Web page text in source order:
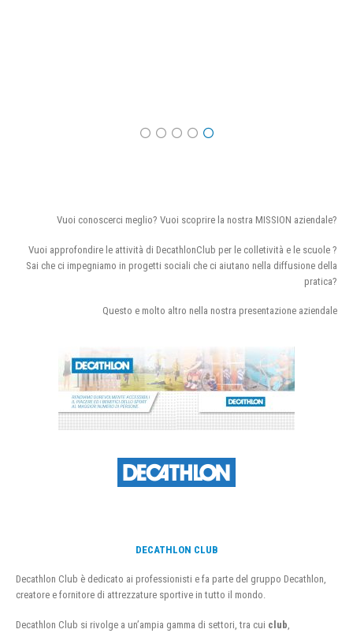
Vuoi conoscerci meglio? Vuoi scoprire la nostra MISSION aziendale?
Vuoi approfondire le attività di DecathlonClub per le colletività e le scuole ?
Sai che ci impegniamo in progetti sociali che ci aiutano nella diffusione della
pratica?
Questo e molto altro nella nostra presentazione aziendale
DECATHLON CLUB
Decathlon Club è dedicato ai professionisti e fa parte del gruppo Decathlon,
creatore e fornitore di attrezzature sportive in tutto il mondo.
Decathlon Club si rivolge a un’ampia gamma di settori, tra cui club